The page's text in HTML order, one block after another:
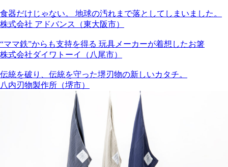
食器だけじゃない。 地球の汚れまで落としてしまいました。
株式会社 アドバンス（東大阪市）
“ママ鉄”からも支持を得る 玩具メーカーが着想したお箸
株式会社ダイワトーイ（八尾市）
伝統を破り、伝統を守った堺刃物の新しいカタチ。
八内刃物製作所（堺市）